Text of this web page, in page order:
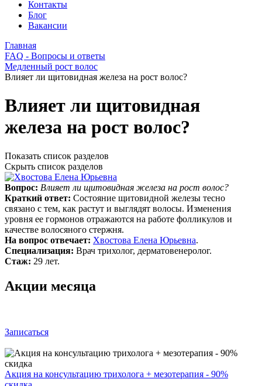
Контакты
Блог
Вакансии
Главная
FAQ - Вопросы и ответы
Медленный рост волос
Влияет ли щитовидная железа на рост волос?
Влияет ли щитовидная
железа на рост волос?
Показать список разделов
Скрыть список разделов
Вопрос: Влияет ли щитовидная железа на рост волос?
Краткий ответ: Состояние щитовидной железы тесно
связано с тем, как растут и выглядят волосы. Изменения
уровня ее гормонов отражаются на работе фолликулов и
качестве волосяного стержня.
На вопрос отвечает: Хвостова Елена Юрьевна.
Специализация: Врач трихолог, дерматовенеролог.
Стаж: 29 лет.
Акции месяца
Записаться
Акция на консультацию трихолога + мезотерапия - 90%